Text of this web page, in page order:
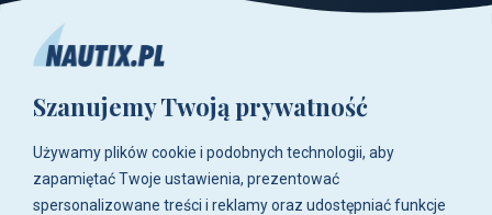
+48 783-788-216
ul. Zwoleńska 23,
04-761 Warszawa
Biuro i sklep są czynne:
pn-pt w godz. 8:00 - 16:00.
Szanujemy Twoją prywatność
Używamy plików cookie i podobnych technologii, aby
zapamiętać Twoje ustawienia, prezentować
spersonalizowane treści i reklamy oraz udostępniać funkcje